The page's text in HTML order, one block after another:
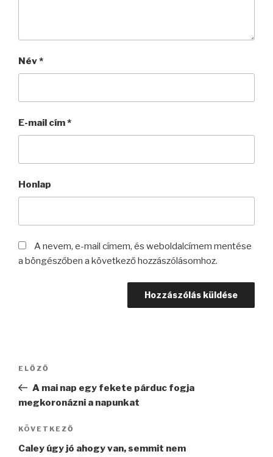
Név*
E-mail cím*
Honlap
A nevem, e-mail címem, és weboldalcímem mentése
a böngészőben a következő hozzászólásomhoz.
Bejegyzés
Korábbi
bejegyzés
ELŐZŐ
A mai nap egy fekete párduc fogja
megkoronázni a napunkat
Következő
bejegyzés
KÖVETKEZŐ
Caley úgy jó ahogy van, semmit nem